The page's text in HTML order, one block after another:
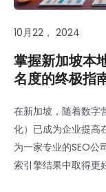
10月22， 2024
掌握新加坡本
名度的终极指
在新加坡，随着数字
化）已成为企业提高
为一家专业的SEO
索引擎结果中取得更